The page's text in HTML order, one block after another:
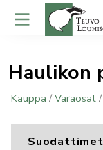
Haulikon
Kauppa / Varaosat
Suodattimet